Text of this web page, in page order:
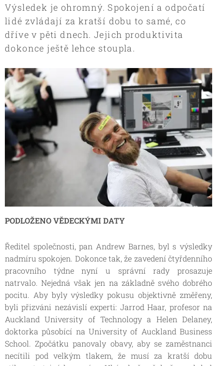
Výsledek je ohromný. Spokojení a odpočatí
lidé zvládají za kratší dobu to samé, co
dříve v pěti dnech. Jejich produktivita
dokonce ještě lehce stoupla.
PODLOŽENO VĚDECKÝMI DATY
Ředitel společnosti, pan Andrew Barnes, byl s výsledky
nadmíru spokojen. Dokonce tak, že zavedení čtyřdenního
pracovního týdne nyní u správní rady prosazuje
natrvalo. Nejedná však jen na základně svého dobrého
pocitu. Aby byly výsledky pokusu objektivně změřeny,
byli přizváni nezávislí experti: Jarrod Haar, profesor na
Auckland University of Technology a Helen Delaney,
doktorka působící na University of Auckland Business
School. Zpočátku panovaly obavy, aby se zaměstnanci
necítili pod velkým tlakem, že musí za kratší dobu